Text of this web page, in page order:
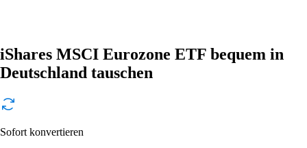
iShares MSCI Eurozone ETF bequem in
Deutschland tauschen
Sofort konvertieren